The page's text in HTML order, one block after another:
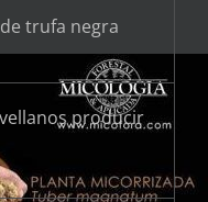
trufa negra
producir